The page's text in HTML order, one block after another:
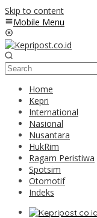
Skip to content
Mobile Menu
Home
Kepri
International
Nasional
Nusantara
HukRim
Ragam Peristiwa
Spotsim
Otomotif
Indeks